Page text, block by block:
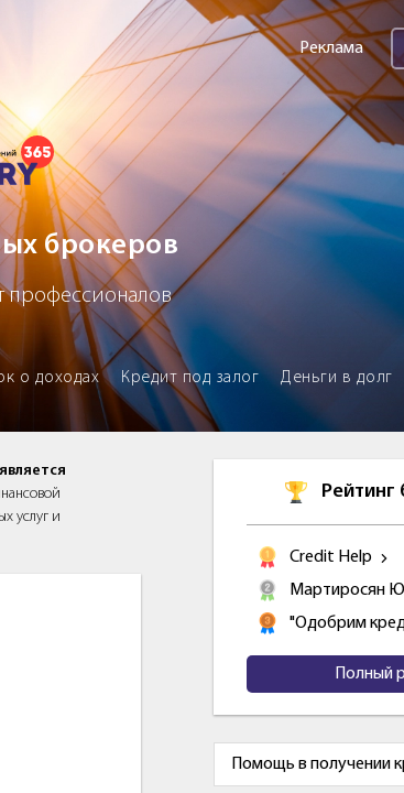
Реклама
брокеров
профессионалов
о доходах Кредит под залог Деньги в долг
услуг и
Рейтинг
Credit Help
Мартиросян
"Одобрим
Полный
Помощь в получении